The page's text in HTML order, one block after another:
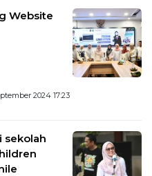
Website
2024 17:23
sekolah